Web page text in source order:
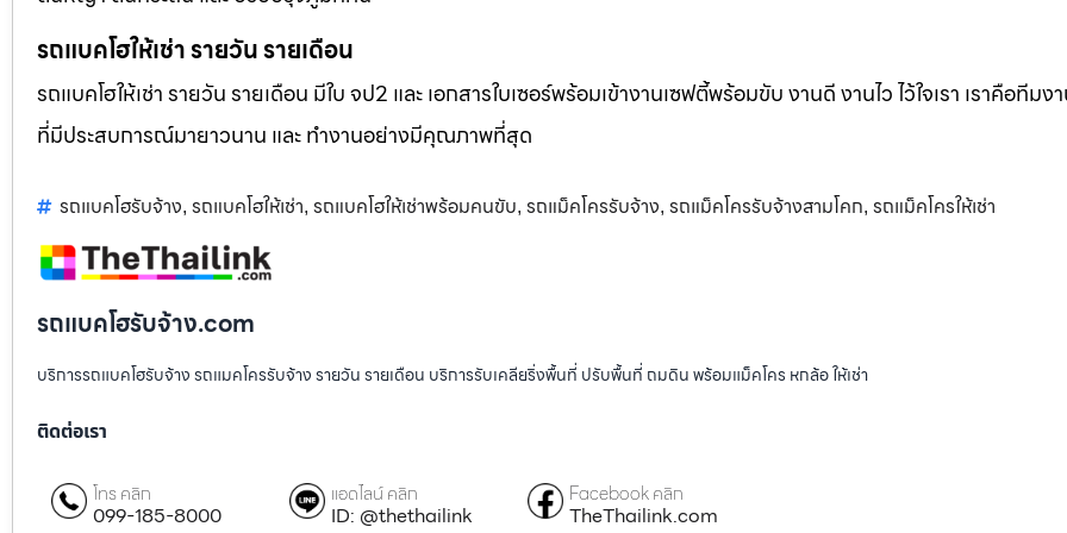
รถแบคโฮให้เช่า รายวัน รายเดือน
รถแบคโฮให้เช่า รายวัน รายเดือน มีใบ จป2 และ เอกสารใบเซอร์พร้อมเข้างานเซฟตี้พร้อมขับ งานดี งานไว ไว้ใจเรา เราคือทีม
ที่มีประสบการณ์มายาวนาน และ ทำงานอย่างมีคุณภาพที่สุด
รถแบคโฮรับจ้าง, รถแบคโฮให้เช่า, รถแบคโฮให้เช่าพร้อมคนขับ, รถแม็คโครรับจ้าง, รถแม็คโครรับจ้างสามโคก, รถแม็คโครให้เช่า
รถแบคโฮรับจ้าง.com
บริการรถแบคโฮรับจ้าง รถแมคโครรับจ้าง รายวัน รายเดือน บริการรับเคลียริ่งพื้นที่ ปรับพื้นที่ ถมดิน พร้อมแม็คโคร หกล้อ ให้เช่า
ติดต่อเรา
โทร คลิก
099-185-8000
แอดไลน์ คลิก
ID: @thethailink
Facebook คลิก
TheThailink.com